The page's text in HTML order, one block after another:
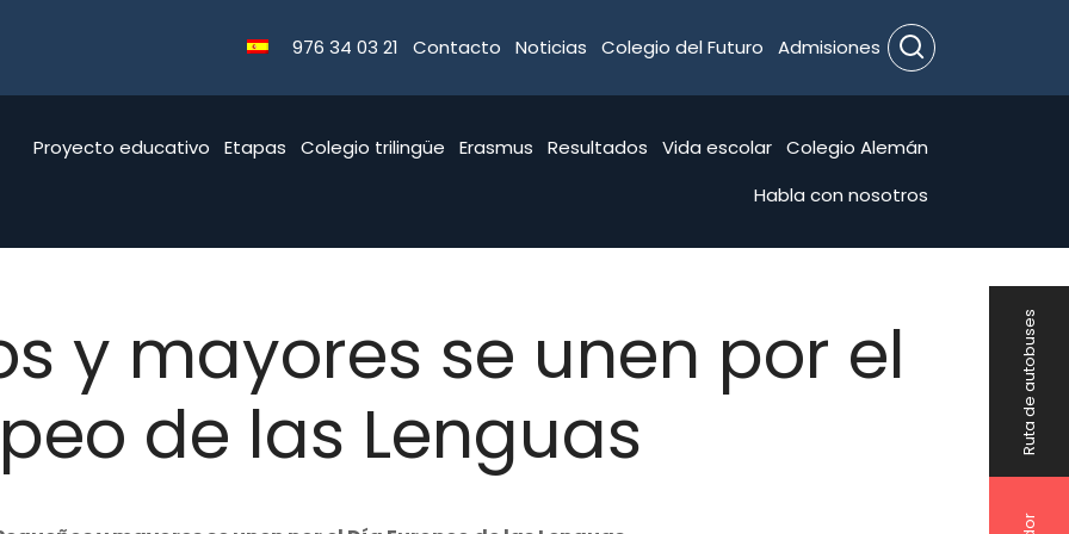
976 34 03 21 Contacto Noticias Colegio del Futuro Admisiones Search
Proyecto educativo Etapas Colegio trilingüe Erasmus Resultados Vida escolar Colegio Alemán
Habla con nosotros
Ruta de autobuses
y mayores se unen por el
de las Lenguas